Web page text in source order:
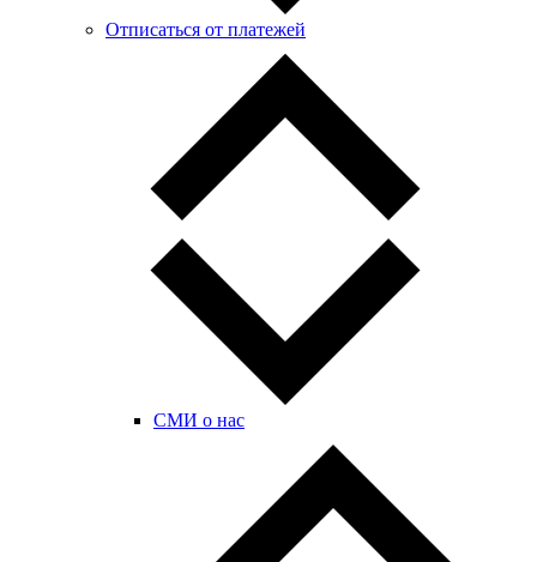
Отписаться от платежей
СМИ о нас